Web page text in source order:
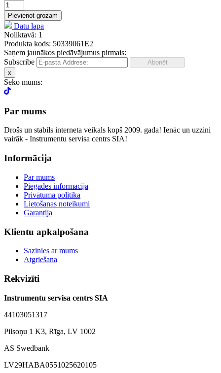
Pievienot grozam
Datu lapa
Noliktavā: 1
Produkta kods: 50339061E2
Saņem jaunākos piedāvājumus pirmais:
Subscribe
x
Seko mums:
Par mums
Drošs un stabils interneta veikals kopš 2009. gada! Ienāc un uzzini
vairāk - Instrumentu servisa centrs SIA!
Informācija
Par mums
Piegādes informācija
Privātuma politika
Lietošanas noteikumi
Garantija
Klientu apkalpošana
Sazinies ar mums
Atgriešana
Rekvizīti
Instrumentu servisa centrs SIA
44103051317
Pilsoņu 1 K3, Rīga, LV 1002
AS Swedbank
LV29HABA0551025620105